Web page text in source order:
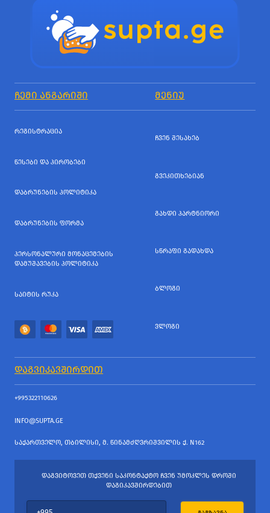
ᲩᲔᲛᲘ ᲐᲜᲒᲐᲠᲘᲨᲘ ᲛᲔᲜᲘᲣ
ᲠᲔᲒᲘᲡᲢᲠᲐᲪᲘᲐ
ᲬᲔᲡᲔᲑᲘ ᲓᲐ ᲞᲘᲠᲝᲑᲔᲑᲘ
ᲓᲐᲑᲠᲣᲜᲔᲑᲘᲡ ᲞᲝᲚᲘᲢᲘᲙᲐ
ᲓᲐᲑᲠᲣᲜᲔᲑᲘᲡ ᲤᲝᲠᲛᲐ
ᲞᲔᲠᲡᲝᲜᲐᲚᲣᲠᲘ ᲛᲝᲜᲐᲪᲔᲛᲔᲑᲘᲡ
ᲓᲐᲛᲣᲨᲐᲕᲔᲑᲘᲡ ᲞᲝᲚᲘᲢᲘᲙᲐ
ᲡᲐᲘᲢᲘᲡ ᲠᲣᲙᲐ
ᲩᲕᲔᲜ ᲨᲔᲡᲐᲮᲔᲑ
ᲒᲕᲔᲙᲘᲗᲮᲔᲑᲘᲐᲜ
ᲒᲐᲮᲓᲘ ᲞᲐᲠᲢᲜᲘᲝᲠᲘ
ᲡᲬᲠᲐᲤᲘ ᲒᲐᲓᲐᲮᲓᲐ
ᲑᲚᲝᲒᲘ
ᲕᲚᲝᲒᲘ
ᲓᲐᲒᲕᲘᲙᲐᲕᲨᲘᲠᲓᲘᲗ
+995322110626
INFO@SUPTA.GE
ᲡᲐᲥᲐᲠᲗᲕᲔᲚᲝ, ᲗᲑᲘᲚᲘᲡᲘ, Მ. ᲬᲘᲜᲐᲛᲫᲦᲕᲠᲘᲨᲕᲘᲚᲘᲡ Ქ. N162
ᲓᲐᲒᲕᲘᲢᲝᲕᲔᲗ ᲗᲥᲕᲔᲜᲘ ᲡᲐᲙᲝᲜᲢᲐᲥᲢᲝ ᲩᲕᲔᲜ ᲣᲛᲝᲙᲚᲔᲡ ᲓᲠᲝᲨᲘ
ᲓᲐᲒᲘᲙᲐᲕᲨᲘᲠᲓᲔᲑᲘᲗ